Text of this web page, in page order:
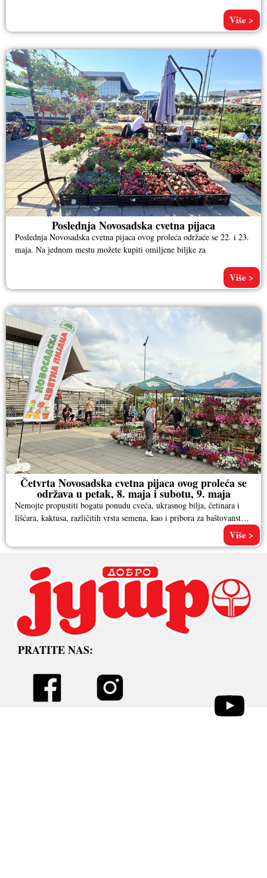
Više >
Poslednja Novosadska cvetna pijaca
Poslednja Novosadska cvetna pijaca ovog proleća održaće se 22. i 23.
maja. Na jednom mestu možete kupiti omiljene biljke za
Više >
Četvrta Novosadska cvetna pijaca ovog proleća se
održava u petak, 8. maja i subotu, 9. maja
Nemojte propustiti bogatu ponudu cveća, ukrasnog bilja, četinara i
lišćara, kaktusa, različitih vrsta semena, kao i pribora za baštovanstvo.
Više >
PRATITE NAS: